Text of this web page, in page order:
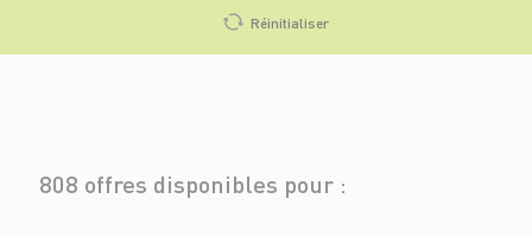
Réinitialiser
808 offres disponibles pour :